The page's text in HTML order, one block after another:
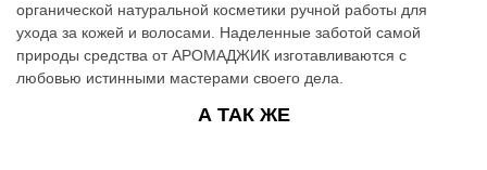
i
g
органической натуральной косметики ручной работы для
ухода за кожей и волосами. Наделенные заботой самой
природы средства от АРОМАДЖИК изготавливаются с
любовью истинными мастерами своего дела.
А ТАК ЖЕ